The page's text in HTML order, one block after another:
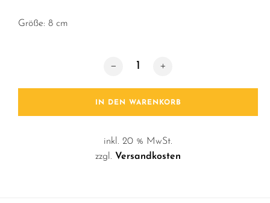
Größe: 8 cm
Baumschmuck / Chihuahua Rot
IN DEN WARENKORB
inkl. 20 % MwSt.
zzgl. Versandkosten